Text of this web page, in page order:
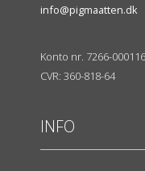
info@pigmaatten.dk
Konto nr. 7266-
CVR: 360-818-64
INFO